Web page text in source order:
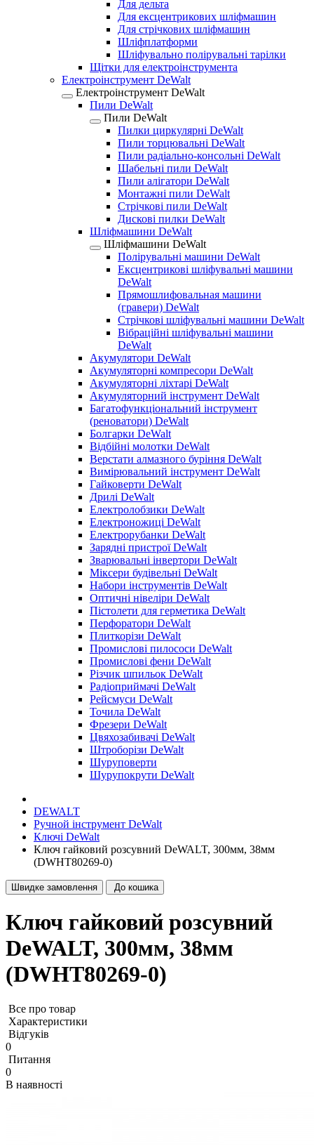
Для дельта
Для ексцентрикових шліфмашин
Для стрічкових шліфмашин
Шліфплатформи
Шліфувально полірувальні тарілки
Щітки для електроінструмента
Електроінструмент DeWalt
Електроінструмент DeWalt
Пили DeWalt
Пили DeWalt
Пилки циркулярні DeWalt
Пили торцювальні DeWalt
Пили радіально-консольні DeWalt
Шабельні пили DeWalt
Пили алігатори DeWalt
Монтажні пили DeWalt
Стрічкові пили DeWalt
Дискові пилки DeWalt
Шліфмашини DeWalt
Шліфмашини DeWalt
Полірувальні машини DeWalt
Ексцентрикові шліфувальні машини
DeWalt
Прямошлифовальная машини
(гравери) DeWalt
Стрічкові шліфувальні машини DeWalt
Вібраційні шліфувальні машини
DeWalt
Акумулятори DeWalt
Акумуляторні компресори DeWalt
Акумуляторні ліхтарі DeWalt
Акумуляторний інструмент DeWalt
Багатофункціональний інструмент
(реноватори) DeWalt
Болгарки DeWalt
Відбійні молотки DeWalt
Верстати алмазного буріння DeWalt
Вимірювальний інструмент DeWalt
Гайковерти DeWalt
Дрилі DeWalt
Електролобзики DeWalt
Електроножиці DeWalt
Електрорубанки DeWalt
Зарядні пристрої DeWalt
Зварювальні інвертори DeWalt
Міксери будівельні DeWalt
Набори інструментів DeWalt
Оптичні нівеліри DeWalt
Пістолети для герметика DeWalt
Перфоратори DeWalt
Плиткорізи DeWalt
Промислові пилососи DeWalt
Промислові фени DeWalt
Різчик шпильок DeWalt
Радіоприймачі DeWalt
Рейсмуси DeWalt
Точила DeWalt
Фрезери DeWalt
Цвяхозабивачі DeWalt
Штроборізи DeWalt
Шуруповерти
Шурупокрути DeWalt
DEWALT
Ручной інструмент DeWalt
Ключі DeWalt
Ключ гайковий розсувний DeWALT, 300мм, 38мм
(DWHT80269-0)
Швидке замовлення До кошика
Ключ гайковий розсувний
DeWALT, 300мм, 38мм
(DWHT80269-0)
Все про товар
Характеристики
Відгуків
0
Питання
0
В наявності